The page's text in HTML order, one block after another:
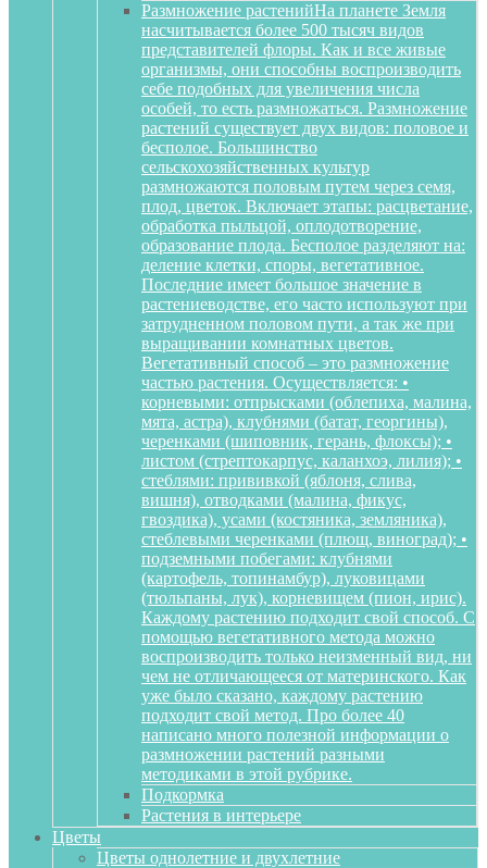
Размножение растенийНа планете Земля
насчитывается более 500 тысяч видов
представителей флоры. Как и все живые
организмы, они способны воспроизводить
себе подобных для увеличения числа
особей, то есть размножаться. Размножение
растений существует двух видов: половое и
бесполое. Большинство
сельскохозяйственных культур
размножаются половым путем через семя,
плод, цветок. Включает этапы: расцветание,
обработка пыльцой, оплодотворение,
образование плода. Бесполое разделяют на:
деление клетки, споры, вегетативное.
Последние имеет большое значение в
растениеводстве, его часто используют при
затрудненном половом пути, а так же при
выращивании комнатных цветов.
Вегетативный способ – это размножение
частью растения. Осуществляется: •
корневыми: отпрысками (облепиха, малина,
мята, астра), клубнями (батат, георгины),
черенками (шиповник, герань, флоксы); •
листом (стрептокарпус, каланхоэ, лилия); •
стеблями: прививкой (яблоня, слива,
вишня), отводками (малина, фикус,
гвоздика), усами (костяника, земляника),
стеблевыми черенками (плющ, виноград); •
подземными побегами: клубнями
(картофель, топинамбур), луковицами
(тюльпаны, лук), корневищем (пион, ирис).
Каждому растению подходит свой способ. С
помощью вегетативного метода можно
воспроизводить только неизменный вид, ни
чем не отличающееся от материнского. Как
уже было сказано, каждому растению
подходит свой метод. Про более 40
написано много полезной информации о
размножении растений разными
методиками в этой рубрике.
Подкормка
Растения в интерьере
Цветы
Цветы однолетние и двухлетние